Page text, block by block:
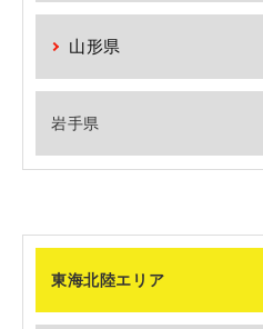
山形県
岩手県
東海北陸エリア